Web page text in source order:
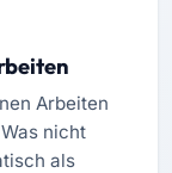
Arbeiten
nicht
als